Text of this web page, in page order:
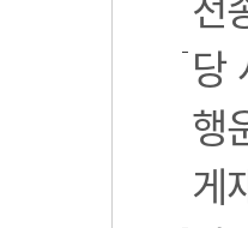
당
행
게